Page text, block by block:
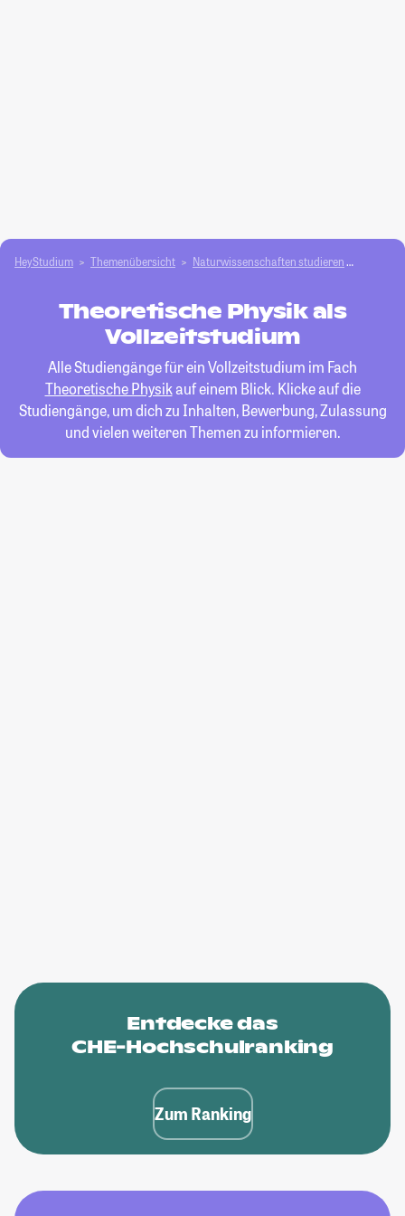
HeyStudium Themenübersicht Natur­wissenschaften studieren
Theoretische Physik als
Vollzeitstudium
Alle Studiengänge für ein Vollzeitstudium im Fach
Theoretische Physikauf einem Blick. Klicke auf die
Studiengänge, um dich zu Inhalten, Bewerbung, Zulassung
und vielen weiteren Themen zu informieren.
Entdecke das
CHE-Hochschulranking
Zum Ranking